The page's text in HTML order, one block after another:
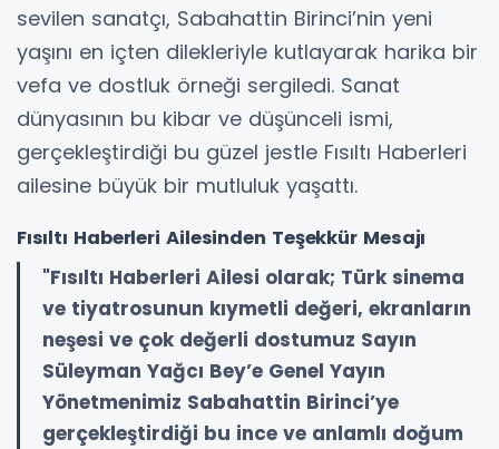
sevilen sanatçı, Sabahattin Birinci’nin yeni
yaşını en içten dilekleriyle kutlayarak harika bir
vefa ve dostluk örneği sergiledi. Sanat
dünyasının bu kibar ve düşünceli ismi,
gerçekleştirdiği bu güzel jestle Fısıltı Haberleri
ailesine büyük bir mutluluk yaşattı.
Fısıltı Haberleri Ailesinden Teşekkür Mesajı
"Fısıltı Haberleri Ailesi olarak; Türk sinema
ve tiyatrosunun kıymetli değeri, ekranların
neşesi ve çok değerli dostumuz Sayın
Süleyman Yağcı Bey’e Genel Yayın
Yönetmenimiz Sabahattin Birinci’ye
gerçekleştirdiği bu ince ve anlamlı doğum